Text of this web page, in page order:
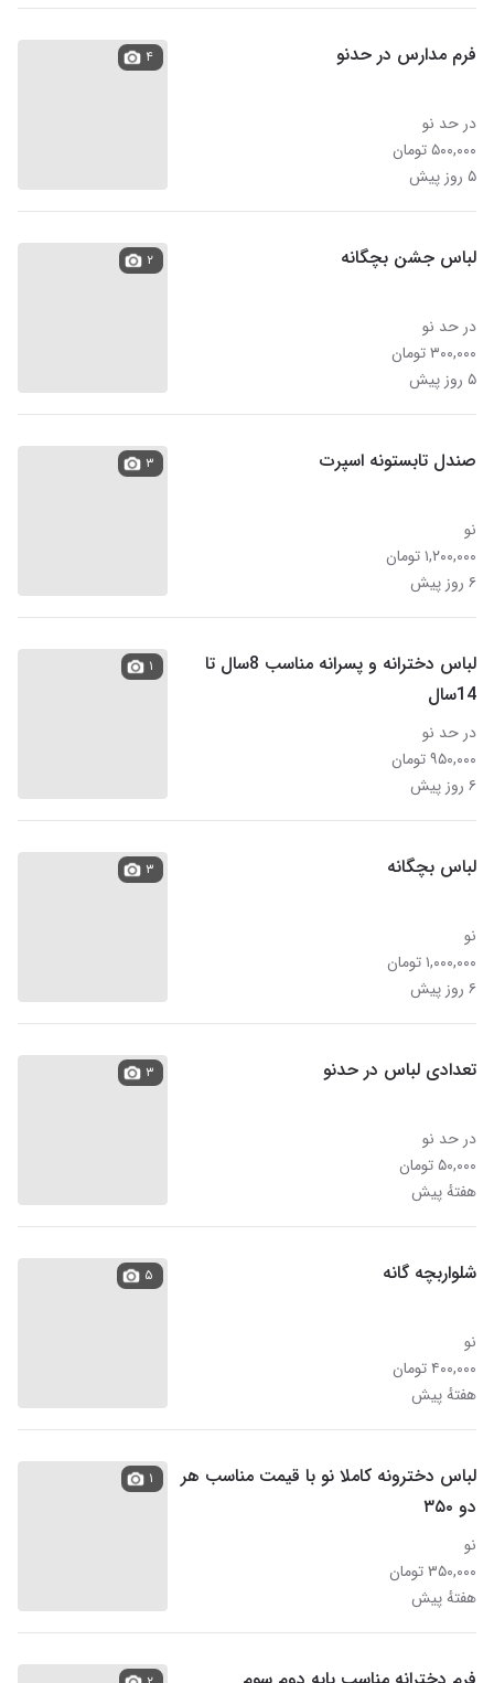
فرم مدارس در حدنو
در حد نو
۵۰۰,۰۰۰ تومان
۵ روز پیش
۴
لباس جشن بچگانه
در حد نو
۳۰۰,۰۰۰ تومان
۵ روز پیش
۲
صندل تابستونه اسپرت
نو
۱,۲۰۰,۰۰۰ تومان
۶ روز پیش
۳
لباس دخترانه و پسرانه مناسب 8سال تا
14سال
در حد نو
۹۵۰,۰۰۰ تومان
۶ روز پیش
۱
لباس بچگانه
نو
۱,۰۰۰,۰۰۰ تومان
۶ روز پیش
۳
تعدادی لباس در حدنو
در حد نو
۵۰,۰۰۰ تومان
هفتهٔ پیش
۳
شلواربچه گانه
نو
۴۰۰,۰۰۰ تومان
هفتهٔ پیش
۵
لباس دخترونه کاملا نو با قیمت مناسب هر
دو ۳۵۰
نو
۳۵۰,۰۰۰ تومان
هفتهٔ پیش
۱